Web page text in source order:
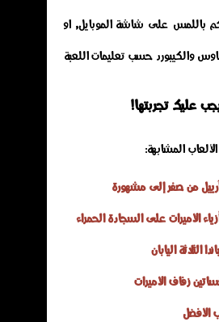
باللمس على شاشة الموبايل, او
والكيبورد حسب تعليمات اللعبة
عليك تجربتها!
المشابهة:
من صفر إلى مشهورة
الأميرات على السجادة الحمراء
الثلاثة اليابان
زفاف الأميرات
الأفضل